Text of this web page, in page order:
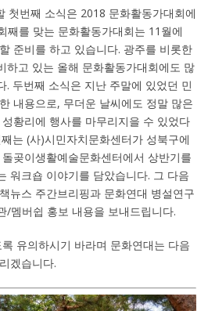
첫번째 소식은 2018 문화활동가대회에
째를 맞는 문화활동가대회는 11월에
준비를 하고 있습니다. 광주를 비롯한
하고 있는 올해 문화활동가대회에도 많
. 두번째 소식은 지난 주말에 있었던 민
내용으로, 무더운 날씨에도 정말 많은
황리에 행사를 마무리지을 수 있었다
는 (사)시민자치문화센터가 성북구에
곶이생활예술문화센터에서 상반기를
워크숍 이야기를 담았습니다. 그 다음
뉴스 주간브리핑과 문화연대 병설연구
/멤버쉽 홍보 내용을 보내드립니다.
유의하시기 바라며 문화연대는 다음
겠습니다.